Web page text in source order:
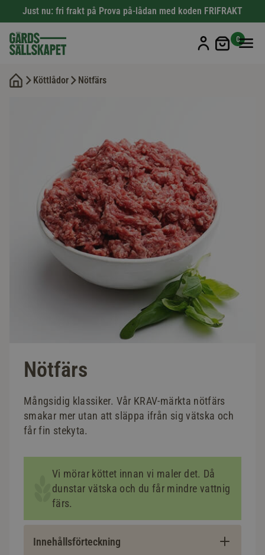
Just nu: fri frakt på Prova på-lådan med koden FRIFRAKT
Min
0
Köttlådor Nötfärs
Nötfärs
Mångsidig klassiker. Vår KRAV-märkta nötfärs
smakar mer utan att släppa ifrån sig vätska och
får fin stekyta.
Vi mörar köttet innan vi maler det. Då
dunstar vätska och du får mindre vattnig
färs.
Innehållsförteckning